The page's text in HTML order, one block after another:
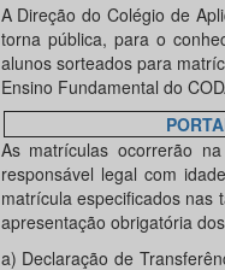
A Direção do Colégio de
torna pública, para o
alunos sorteados para
Ensino Fundamental do
As matrículas ocorrerão
responsável legal com
matrícula especificados nas
apresentação obrigatória
a) Declaração de